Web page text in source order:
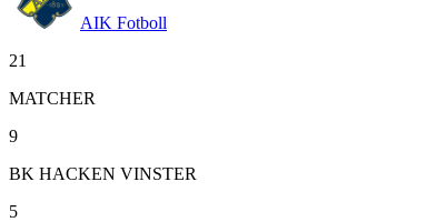
AIK Fotboll
21
MATCHER
9
BK HACKEN VINSTER
5